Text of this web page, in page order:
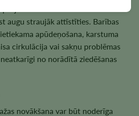
ir lielāka nozīme nekā
augu straujāk attīstīties. Barības
apūdeņošana, karstuma
cirkulācija vai sakņu problēmas
no norādītā ziedēšanas
novākšana var būt noderīga